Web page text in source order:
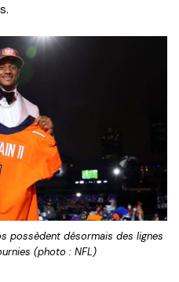
possèdent désormais des lignes
(photo : NFL)